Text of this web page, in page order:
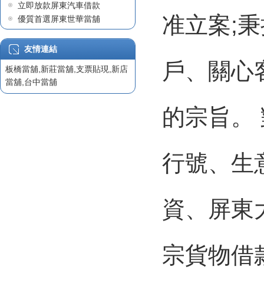
屏東借錢
屏東汽車借款
立即放款屏東汽車借款
優質首選屏東世華當舖
專業迅速屏東汽車借款
有保障的屏東當舖
屏東支票貼現
屏東票貼
企業融資服務
友情連結
板橋當舖 新莊當舖 支票貼現 新店
當舖 台中當舖
准立案;
戶、關心
的宗旨。
行號、生
資、屏東
宗貨物借